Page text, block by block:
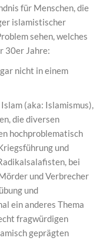
für Menschen, die
islamistischer
sehen, welches
30er Jahre:
nicht in einem
(aka: Islamismus),
die diversen
hochproblematisch
und
bei
und Verbrecher
und
ein anderes Thema
fragwürdigen
geprägten